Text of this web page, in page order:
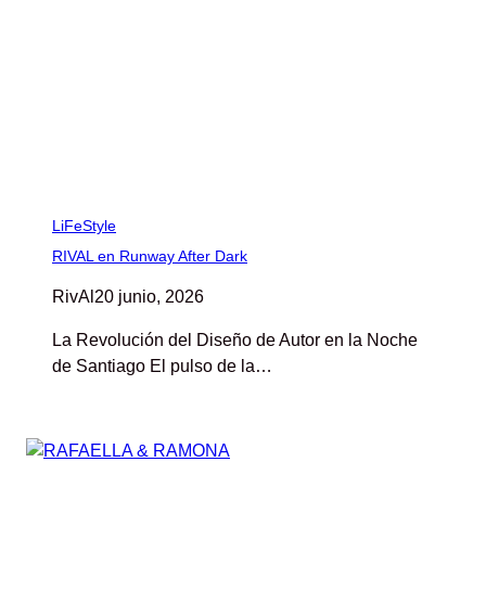
LiFeStyle
RIVAL en Runway After Dark
RivAl 20 junio, 2026
La Revolución del Diseño de Autor en la Noche
de Santiago El pulso de la…